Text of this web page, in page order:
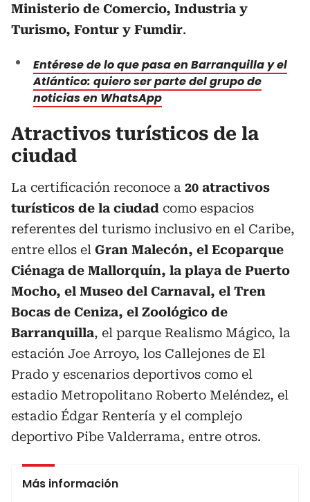
Ministerio de Comercio, Industria y
Turismo, Fontur y Fumdir.
Entérese de lo que pasa en Barranquilla y el
Atlántico: quiero ser parte del grupo de
noticias en WhatsApp
Atractivos turísticos de la
ciudad
La certificación reconoce a 20 atractivos
turísticos de la ciudad como espacios
referentes del turismo inclusivo en el Caribe,
entre ellos el Gran Malecón, el Ecoparque
Ciénaga de Mallorquín, la playa de Puerto
Mocho, el Museo del Carnaval, el Tren
Bocas de Ceniza, el Zoológico de
Barranquilla, el parque Realismo Mágico, la
estación Joe Arroyo, los Callejones de El
Prado y escenarios deportivos como el
estadio Metropolitano Roberto Meléndez, el
estadio Édgar Rentería y el complejo
deportivo Pibe Valderrama, entre otros.
Más información